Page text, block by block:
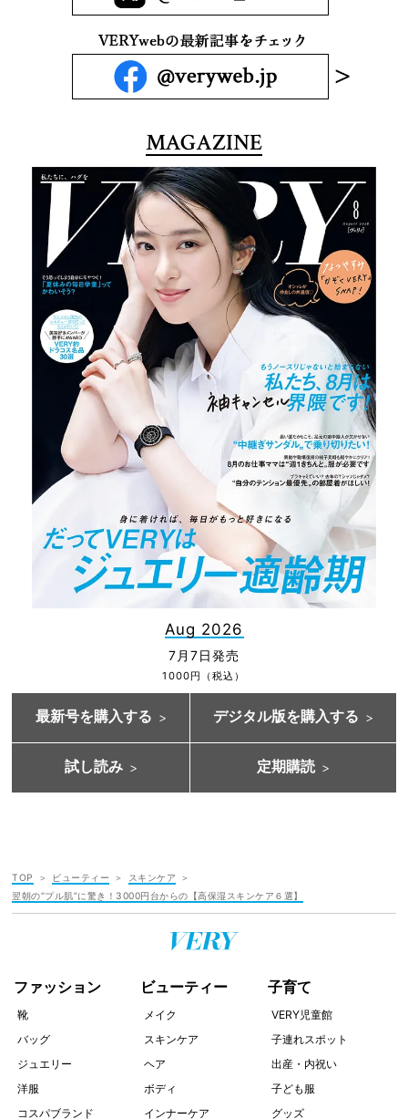
MAGAZINE
Aug 2026
7月7日発売
1000円（税込）
最新号を購入する デジタル版を購入する
試し読み 定期購読
TOP ビューティー
スキンケア
翌朝の“プル肌”に驚き！3000円台からの【高保湿スキンケア６選】
ファッション
靴
バッグ
ジュエリー
洋服
コスパブランド
ビューティー
メイク
スキンケア
ヘア
ボディ
インナーケア
子育て
VERY児童館
子連れスポット
出産・内祝い
子ども服
グッズ